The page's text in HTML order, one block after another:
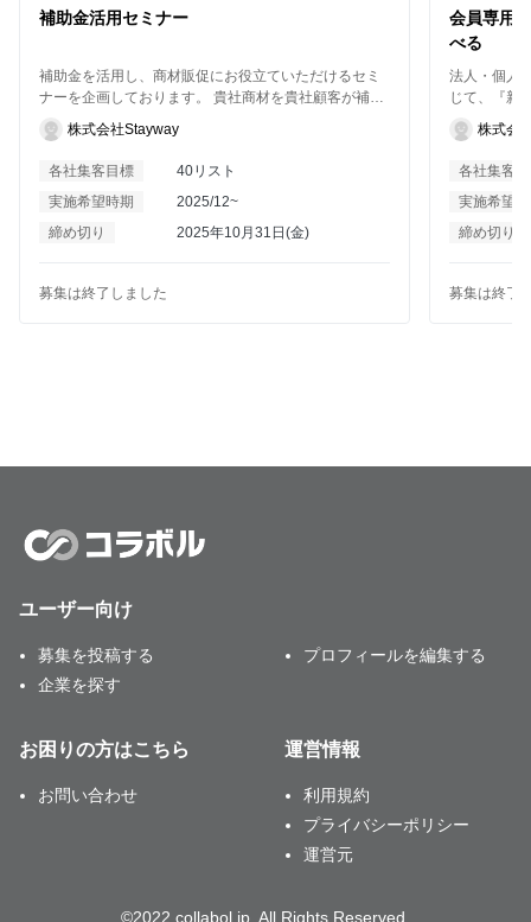
補助金活用セミナー
補助金を活用し、商材販促にお役立ていただけるセミ
ナーを企画しております。 貴社商材を貴社顧客が補助
金を活用することで実質ディスカウントのような形で
販促することが可能です。 セミナーの内容としては、
貴社商材に活用できる補助金を弊社が解説し、貴社が
貴社商材や業界の課題を説明頂く構想でございます。
お気軽にお問い合わせください。 例：
https://biz.stayway.jp/hojyo_news/61903/
株式会社Stayway
各社集客目標
40リスト
実施希望時期
2025/12~
締め切り
2025年10月31日(金)
募集は終了しました
会員専用
べる
法人・個人
じて、『新
げること。
し、様々な
す。 参加
CXOとな
マッチング
までのエコ
株式会
各社集客
実施希望
締め切り
募集は終了
ユーザー向け
募集を投稿する
企業を探す
プロフィールを編集する
お困りの方はこちら
お問い合わせ
運営情報
利用規約
プライバシーポリシー
運営元
©2022 collabol.jp, All Rights Reserved.